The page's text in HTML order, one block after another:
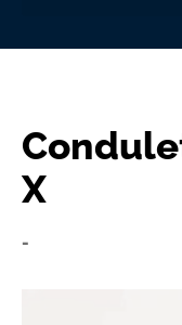
X
-